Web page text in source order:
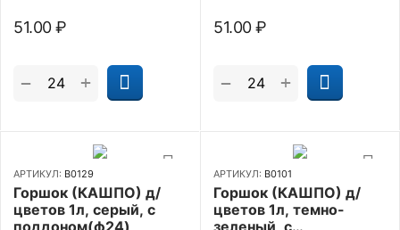
51.00 ₽
+
−
51.00 ₽
+
−
АРТИКУЛ: В0129
Горшок (КАШПО) д/
цветов 1л, серый, с
АРТИКУЛ: В0101
Горшок (КАШПО) д/
цветов 1л, темно-